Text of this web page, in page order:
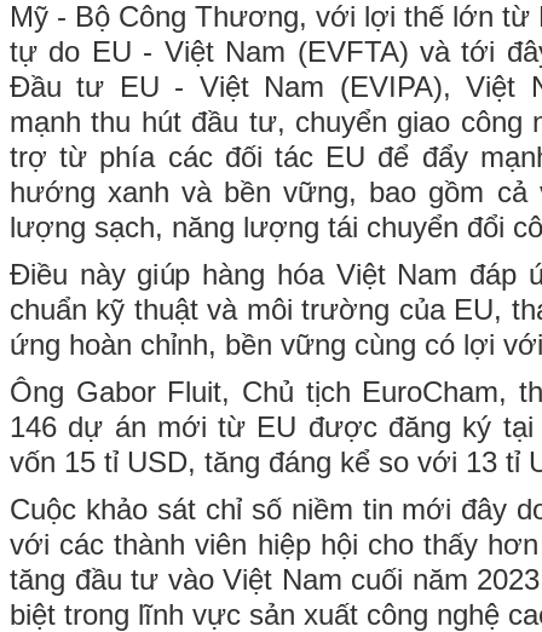
Mỹ - Bộ Công Thương, với lợi thế lớn từ
tự do EU - Việt Nam (EVFTA) và tới
Đầu tư EU - Việt Nam (EVIPA), Việt
mạnh thu hút đầu tư, chuyển giao công
trợ từ phía các đối tác EU để đẩy
hướng xanh và bền vững, bao gồm cả
lượng sạch, năng lượng tái chuyển đổi
Điều này giúp hàng hóa Việt Nam đáp
chuẩn kỹ thuật và môi trường của EU,
ứng hoàn chỉnh, bền vững cùng có lợi
Ông Gabor Fluit, Chủ tịch EuroCham,
146 dự án mới từ EU được đăng ký tại
vốn 15 tỉ USD, tăng đáng kể so với 13 tỉ
Cuộc khảo sát chỉ số niềm tin mới đây
với các thành viên hiệp hội cho thấy
tăng đầu tư vào Việt Nam cuối năm
biệt trong lĩnh vực sản xuất công nghệ